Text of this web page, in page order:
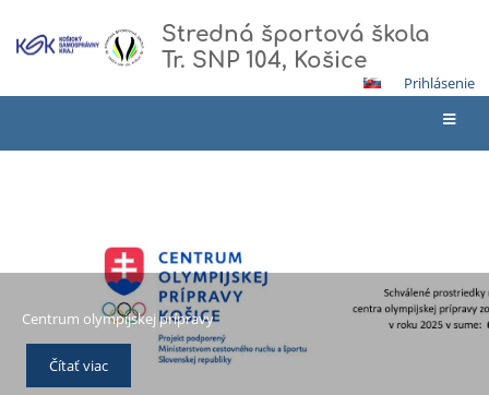
Stredná športová škola
Tr. SNP 104, Košice
Prihlásenie